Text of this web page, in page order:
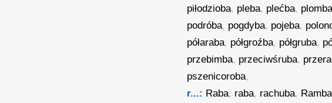
piłodzioba, pleba, plećba,
podróba, pogdyba, pojeba,
półaraba, półgroźba, półgruba,
przebimba, przeciwśruba,
pszenicoroba,
r...: Raba, raba, rachuba, Ramba